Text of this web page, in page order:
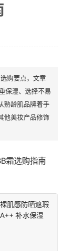
购要点，文章
保湿、选择不易
熟龄肌品牌着手
他美妆产品修饰
肌感防晒遮瑕
补水保湿